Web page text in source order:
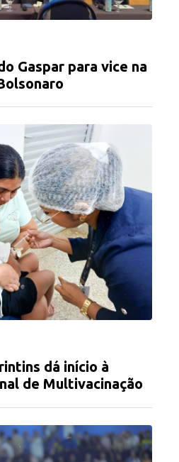
Gaspar para vice na
dá início à
de Multivacinação